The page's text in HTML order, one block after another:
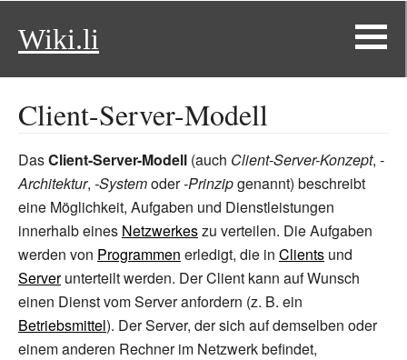
Wiki.li
Client-Server-Modell
DasClient-Server-Modell (auch Client-Server-Konzept, -
Architektur, -Systemoder-Prinzipgenannt) beschreibt
eine Möglichkeit, Aufgaben und Dienstleistungen
innerhalb eines Netzwerkeszu verteilen. Die Aufgaben
werden von Programmen erledigt, die in Clients und
Serverunterteilt werden. Der Client kann auf Wunsch
einen Dienst vom Server anfordern (z. B. ein
Betriebsmittel). Der Server, der sich auf demselben oder
einem anderen Rechner im Netzwerk befindet,